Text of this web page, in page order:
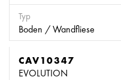
Typ
Boden / Wandfliese
CAV10347
EVOLUTION